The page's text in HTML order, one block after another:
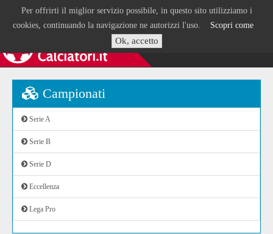
Per offrirti il miglior servizio possibile, in questo sito utilizziamo i
cookies, continuando la navigazione ne autorizzi l'uso. Scopri come
Ok, accetto
Campionati
Serie A
Serie B
Serie D
Eccellenza
Lega Pro